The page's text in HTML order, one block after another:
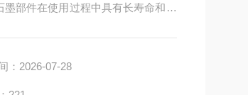
部件在使用过程中具有长寿命和低
：2026-07-28